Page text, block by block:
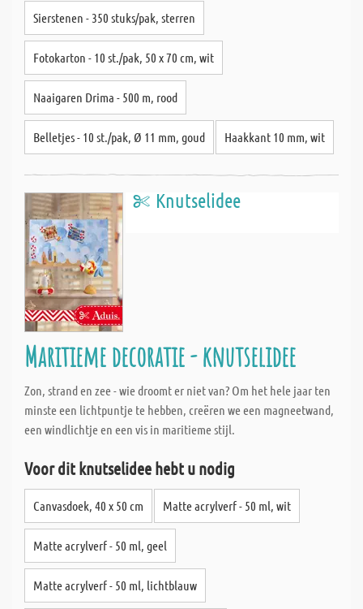
Sierstenen - 350 stuks/pak, sterren
Fotokarton - 10 st./pak, 50 x 70 cm, wit
Naaigaren Drima - 500 m, rood
Belletjes - 10 st./pak, Ø 11 mm, goud Haakkant 10 mm, wit
Knutselidee
Maritieme decoratie - knutselidee
Zon, strand en zee - wie droomt er niet van? Om het hele jaar ten
minste een lichtpuntje te hebben, creëren we een magneetwand,
een windlichtje en een vis in maritieme stijl.
Voor dit knutselidee hebt u nodig
Canvasdoek, 40 x 50 cm Matte acrylverf - 50 ml, wit
Matte acrylverf - 50 ml, geel
Matte acrylverf - 50 ml, lichtblauw